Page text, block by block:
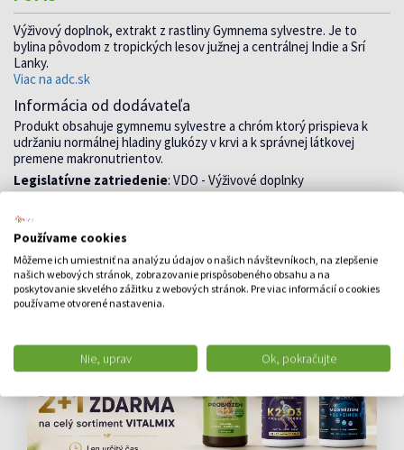
Používame cookies
Môžeme ich umiestniť na analýzu údajov o našich návštevníkoch, na zlepšenie
našich webových stránok, zobrazovanie prispôsobeného obsahu a na
poskytovanie skvelého zážitku z webových stránok. Pre viac informácií o cookies
používame otvorené nastavenia.
Nie, uprav Ok, pokračujte
Výživový doplnok, extrakt z rastliny Gymnema sylvestre. Je to
bylina pôvodom z tropických lesov južnej a centrálnej Indie a Srí
Lanky.
Viac na adc.sk
Informácia od dodávateľa
Produkt obsahuje gymnemu sylvestre a chróm ktorý prispieva k
udržaniu normálnej hladiny glukózy v krvi a k správnej látkovej
premene makronutrientov.
Legislatívne zatriedenie: VDO - Výživové doplnky
VÝROBCA
EdenPharma